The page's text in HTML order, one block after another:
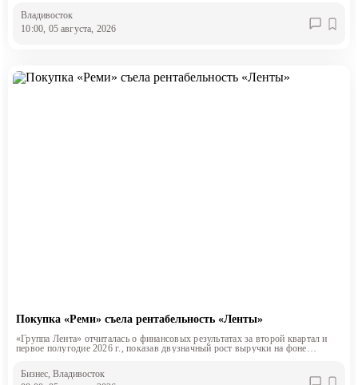
Владивосток
10:00, 05 августа, 2026
Покупка «Реми» съела рентабельность «Ленты»
«Группа Лента» отчиталась о финансовых результатах за второй квартал и
первое полугодие 2026 г., показав двузначный рост выручки на фоне
Бизнес , Владивосток